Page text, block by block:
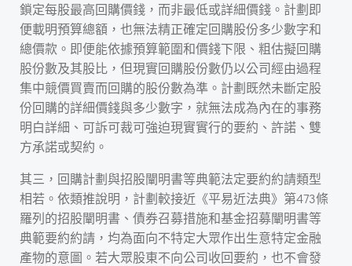
鎖定每股最高回購價錢，而非最低或詳細價錢。計劃即
便載明預算總額，也無法精正確定回購股份多少數字和
總價款。即便能依據預算範圍和價錢下限、粗估擬回購
股份數及其股比，但現實回購股份數仍以公司經由過程
集中競價買賣而回購的股份數為準。計劃既然未斷定股
份回購的詳細價錢與多少數字，就無法成為內在的事務
明白詳細、可訴可裁可強迫現實實行的要約、許諾、雙
方承諾或契約。
其三，回購計劃與招股闡明書等典範法定要約約請類型
相若。依類推說明，計劃較接近《平易近法典》第473條
羅列的招股闡明書、債券召募措施和基金招募闡明書等
典範要約約請，均為面向不特定大眾作出生意特定金融
產物的意圖。若大眾股東不向公司收回要約，也不會發